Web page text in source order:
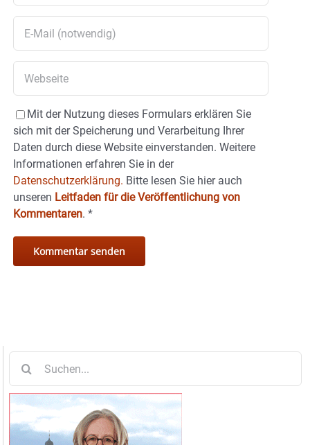
Mit der Nutzung dieses Formulars erklären Sie
sich mit der Speicherung und Verarbeitung Ihrer
Daten durch diese Website einverstanden. Weitere
Informationen erfahren Sie in der
Datenschutzerklärung. Bitte lesen Sie hier auch
unseren Leitfaden für die Veröffentlichung von
Kommentaren. *
nach: